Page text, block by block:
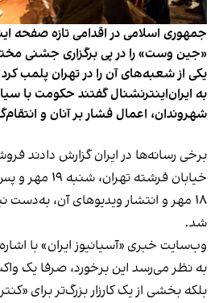
جمهوری اسلامی در اقدامی تازه صفحه
«جین وست» را در پی برگزاری جشنی
یکی از شعبه‌های آن را در تهران پلمب
به ایران‌اینترنشنال گفتند حکومت با
شهروندان، اعمال فشار بر آنان و
برخی رسانه‌ها در ایران گزارش دادند
خیابان فرشته
۱۸ مهر و انتشار ویدیوهای آن،
شد.
وب‌سایت خبری «آسیانیوز ایران» با
به نظر می‌رسد این برخورد، صرفا یک
بلکه بخشی از یک کارزار بزرگ‌تر برای